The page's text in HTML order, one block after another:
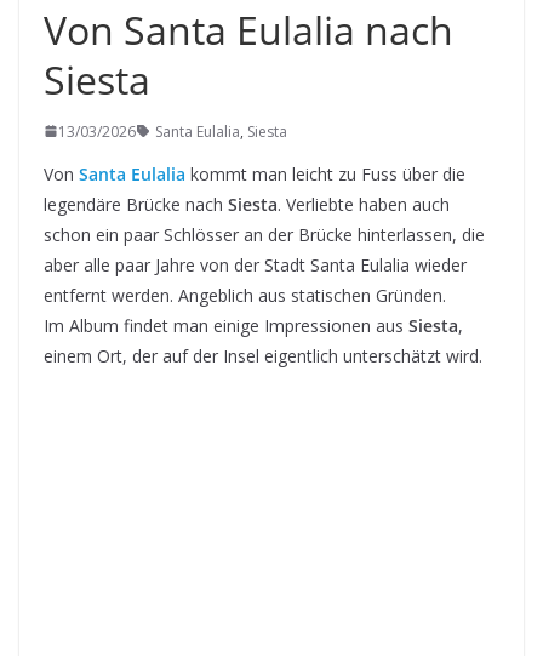
Von Santa Eulalia nach
Siesta
13/03/2026 Santa Eulalia, Siesta
Von Santa Eulalia kommt man leicht zu Fuss über die
legendäre Brücke nach Siesta. Verliebte haben auch
schon ein paar Schlösser an der Brücke hinterlassen, die
aber alle paar Jahre von der Stadt Santa Eulalia wieder
entfernt werden. Angeblich aus statischen Gründen.
Im Album findet man einige Impressionen aus Siesta,
einem Ort, der auf der Insel eigentlich unterschätzt wird.